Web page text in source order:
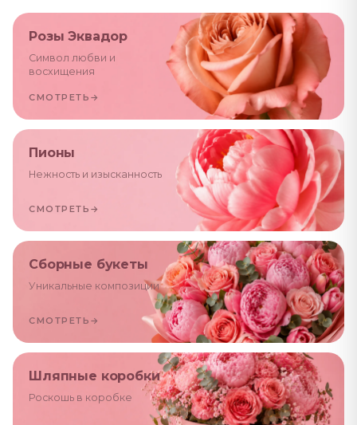
Розы Эквадор
Символ любви и
восхищения
СМОТРЕТЬ →
Пионы
Нежность и изысканность
СМОТРЕТЬ →
Сборные букеты
Уникальные композиции
СМОТРЕТЬ →
Шляпные коробки
Роскошь в коробке